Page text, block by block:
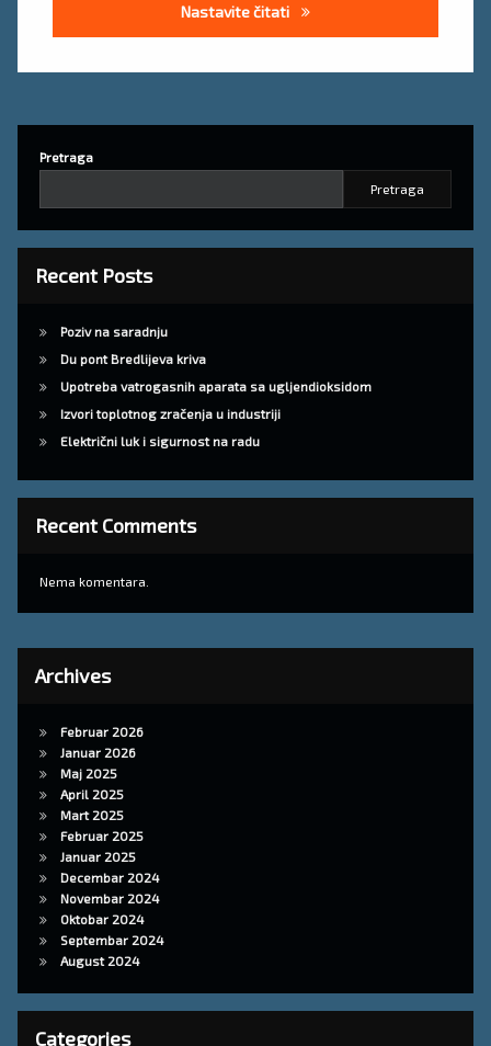
Nastavite čitati Uputa za siguran rad
Pretraga
Pretraga
Recent Posts
Poziv na saradnju
Du pont Bredlijeva kriva
Upotreba vatrogasnih aparata sa ugljendioksidom
Izvori toplotnog zračenja u industriji
Električni luk i sigurnost na radu
Recent Comments
Nema komentara.
Archives
Februar 2026
Januar 2026
Maj 2025
April 2025
Mart 2025
Februar 2025
Januar 2025
Decembar 2024
Novembar 2024
Oktobar 2024
Septembar 2024
August 2024
Categories